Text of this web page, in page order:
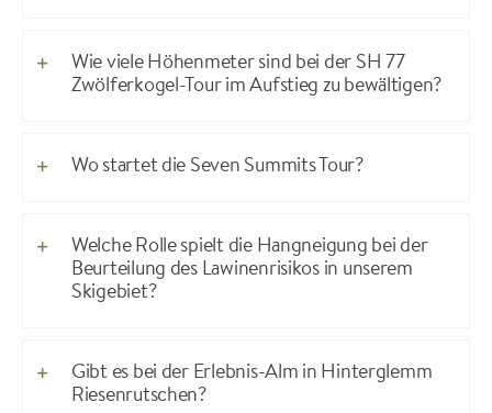
Wie viele Höhenmeter sind bei der SH 77
Zwölferkogel-Tour im Aufstieg zu bewältigen?
Wo startet die Seven Summits Tour?
Welche Rolle spielt die Hangneigung bei der
Beurteilung des Lawinenrisikos in unserem
Skigebiet?
Gibt es bei der Erlebnis-Alm in Hinterglemm
Riesenrutschen?